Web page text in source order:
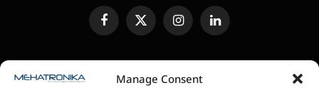
Manage Consent
FacebookX
(Twitter)
InstagramLinkedIn
SLANJE JEDINICA ZA RECENZIJU